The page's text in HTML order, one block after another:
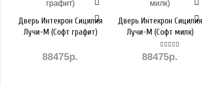
Дверь Интекрон Сицилия
Лучи-М (Софт графит)
88475р.
Дверь Интекрон Сицилия
Лучи-М (Софт милк)
88475р.